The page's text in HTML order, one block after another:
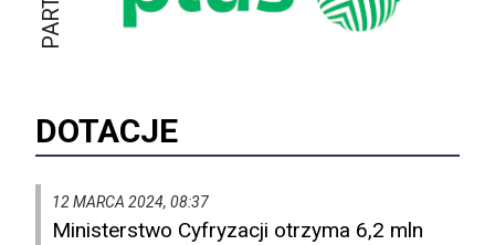
DOTACJE
12 MARCA 2024, 08:37
Ministerstwo Cyfryzacji otrzyma 6,2 mln